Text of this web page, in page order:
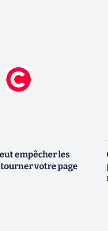
empêcher les
votre page